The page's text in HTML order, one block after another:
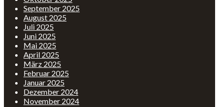
September 2025
August 2025
Juli 2025
Juni 2025
Mai 2025
April 2025
März 2025
Februar 2025
Januar 2025
Dezember 2024
November 2024